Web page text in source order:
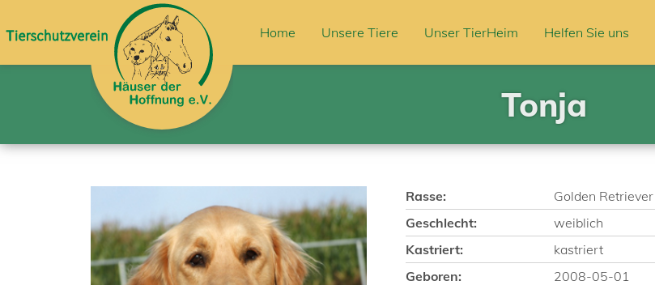
Home Unsere Tiere Unser TierHeim Helfen Sie uns
Tonja
Rasse:
Golden Retriever
Geschlecht:
weiblich
Kastriert:
kastriert
Geboren:
2008-05-01